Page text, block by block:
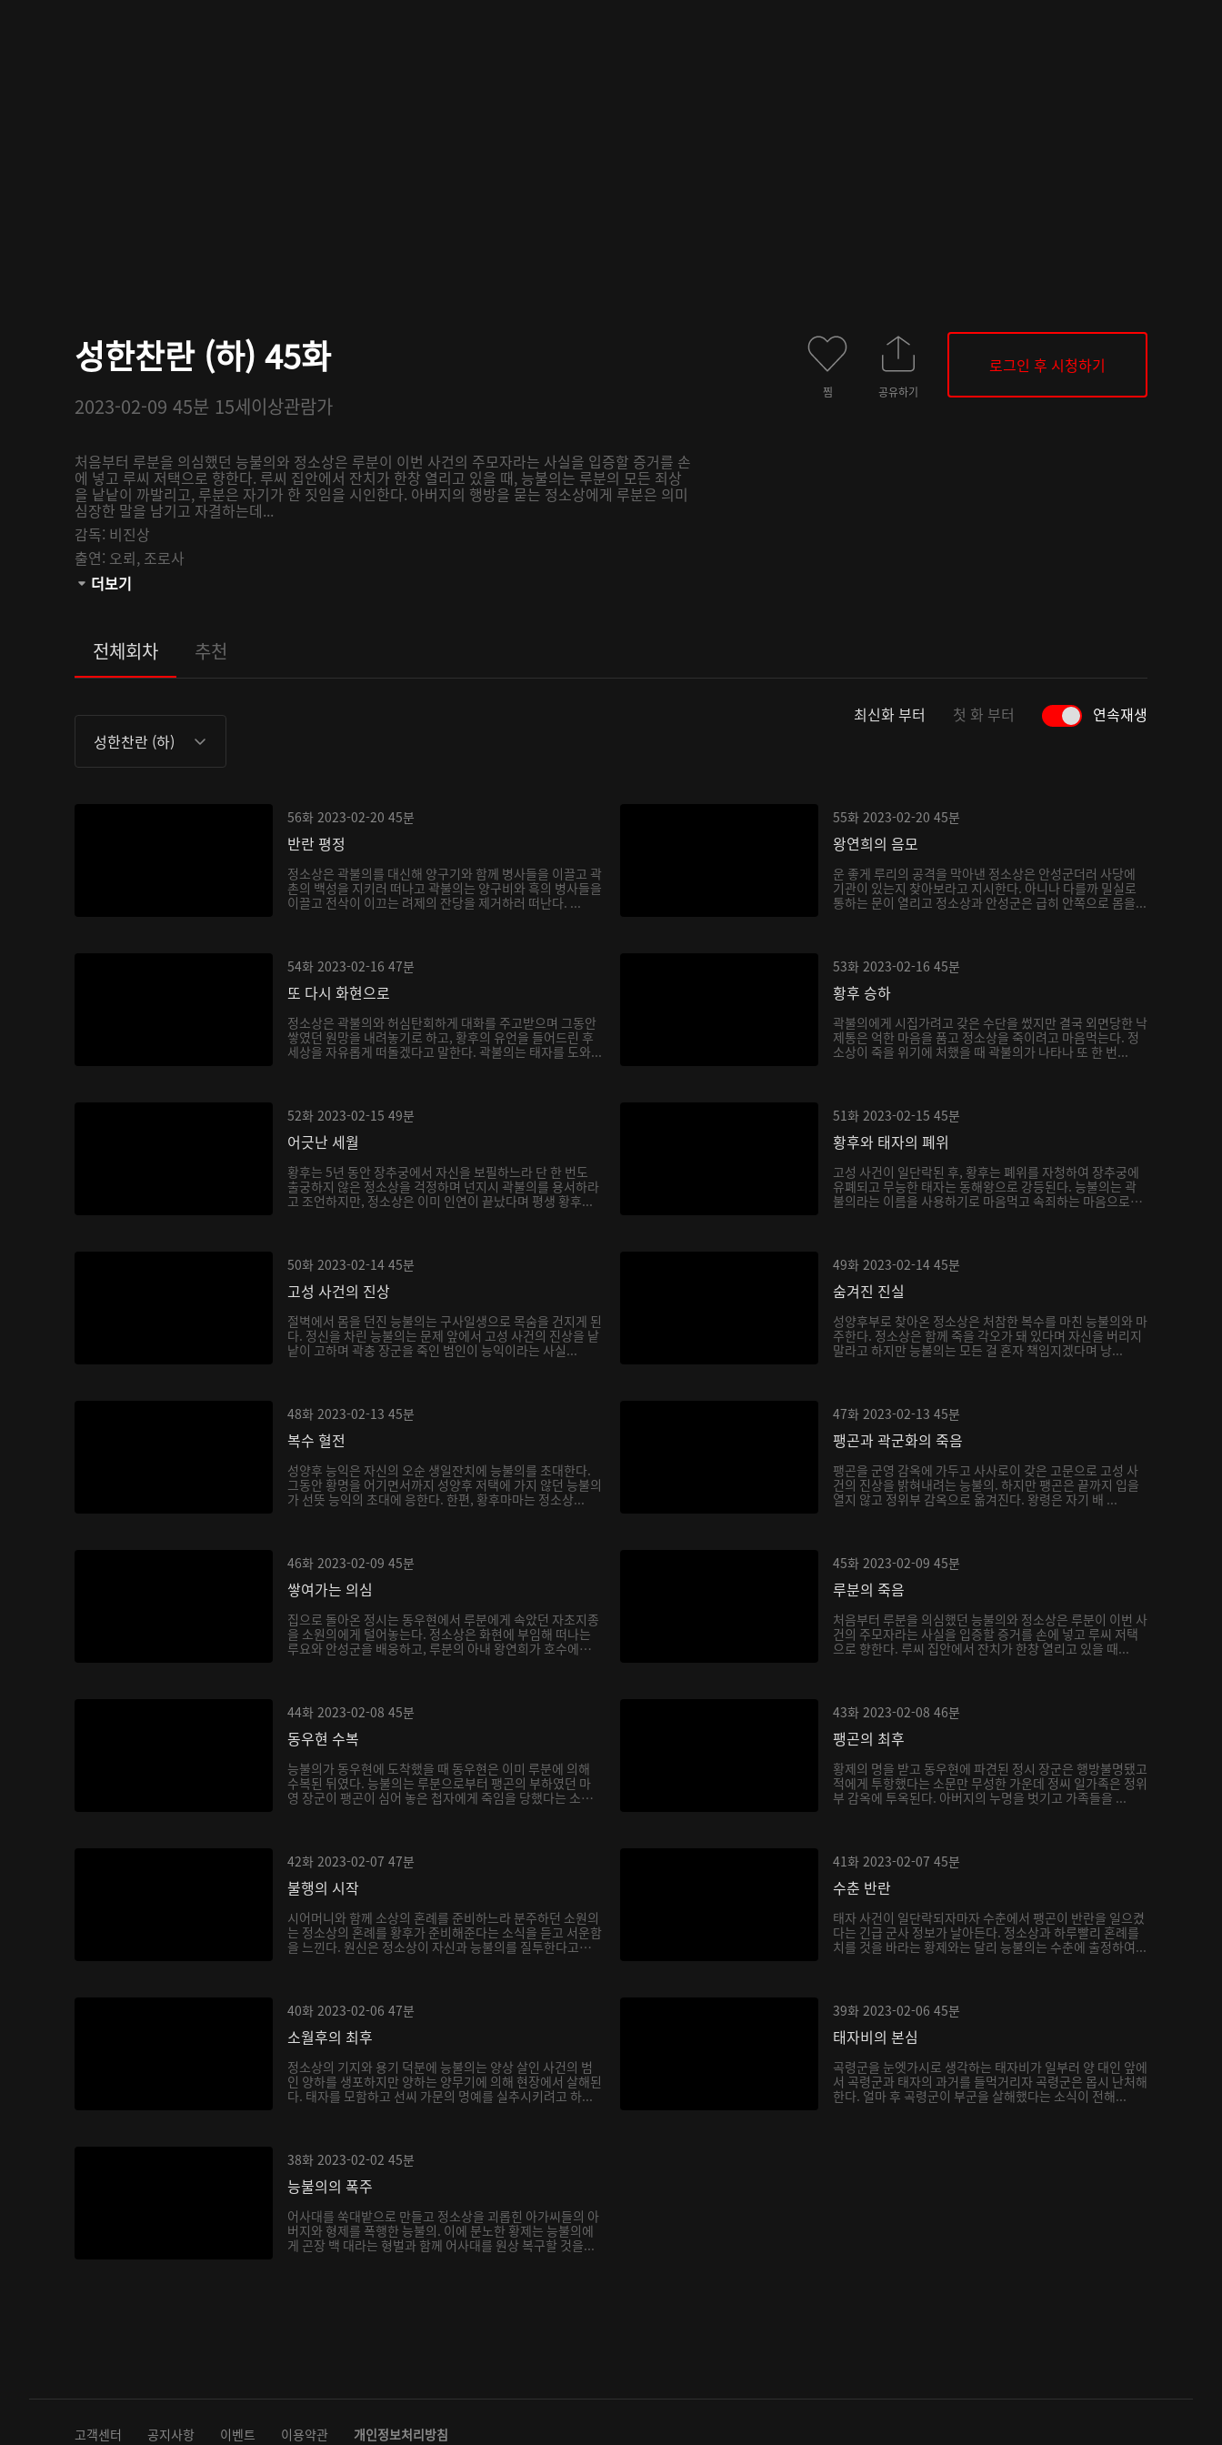
성한찬란 (하) 45화
2023-02-09 45분 15세이상관람가
처음부터 루분을 의심했던 능불의와 정소상은 루분이 이번 사건의 주모자라는 사실을 입증할 증거를 손
에 넣고 루씨 저택으로 향한다. 루씨 집안에서 잔치가 한창 열리고 있을 때, 능불의는 루분의 모든 죄상
을 낱낱이 까발리고, 루분은 자기가 한 짓임을 시인한다. 아버지의 행방을 묻는 정소상에게 루분은 의미
심장한 말을 남기고 자결하는데...
감독: 비진상
출연: 오뢰, 조로사
관람등급:
더보기
찜 공유하기
로그인 후 시청하기
전체회차 추천
성한찬란 (하)
최신화 부터 첫 화 부터 연속재생
56화 2023-02-20 45분
반란 평정
정소상은 곽불의를 대신해 양구기와 함께 병사들을 이끌고 곽
촌의 백성을 지키러 떠나고 곽불의는 양구비와 흑의 병사들을
이끌고 전삭이 이끄는 려제의 잔당을 제거하러 떠난다. ...
55화 2023-02-20 45분
왕연희의 음모
운 좋게 루리의 공격을 막아낸 정소상은 안성군더러 사당에
기관이 있는지 찾아보라고 지시한다. 아니나 다를까 밀실로
통하는 문이 열리고 정소상과 안성군은 급히 안쪽으로 몸을...
54화 2023-02-16 47분
또 다시 화현으로
정소상은 곽불의와 허심탄회하게 대화를 주고받으며 그동안
쌓였던 원망을 내려놓기로 하고, 황후의 유언을 들어드린 후
세상을 자유롭게 떠돌겠다고 말한다. 곽불의는 태자를 도와...
53화 2023-02-16 45분
황후 승하
곽불의에게 시집가려고 갖은 수단을 썼지만 결국 외면당한 낙
제통은 억한 마음을 품고 정소상을 죽이려고 마음먹는다. 정
소상이 죽을 위기에 처했을 때 곽불의가 나타나 또 한 번...
52화 2023-02-15 49분
어긋난 세월
황후는 5년 동안 장추궁에서 자신을 보필하느라 단 한 번도
출궁하지 않은 정소상을 걱정하며 넌지시 곽불의를 용서하라
고 조언하지만, 정소상은 이미 인연이 끝났다며 평생 황후...
51화 2023-02-15 45분
황후와 태자의 폐위
고성 사건이 일단락된 후, 황후는 폐위를 자청하여 장추궁에
유폐되고 무능한 태자는 동해왕으로 강등된다. 능불의는 곽
불의라는 이름을 사용하기로 마음먹고 속죄하는 마음으로
50화 2023-02-14 45분
고성 사건의 진상
절벽에서 몸을 던진 능불의는 구사일생으로 목숨을 건지게 된
다. 정신을 차린 능불의는 문제 앞에서 고성 사건의 진상을 낱
낱이 고하며 곽충 장군을 죽인 범인이 능익이라는 사실...
49화 2023-02-14 45분
숨겨진 진실
성양후부로 찾아온 정소상은 처참한 복수를 마친 능불의와 마
주한다. 정소상은 함께 죽을 각오가 돼 있다며 자신을 버리지
말라고 하지만 능불의는 모든 걸 혼자 책임지겠다며 낭...
48화 2023-02-13 45분
복수 혈전
성양후 능익은 자신의 오순 생일잔치에 능불의를 초대한다.
그동안 황명을 어기면서까지 성양후 저택에 가지 않던 능불의
가 선뜻 능익의 초대에 응한다. 한편, 황후마마는 정소상...
47화 2023-02-13 45분
팽곤과 곽군화의 죽음
팽곤을 군영 감옥에 가두고 사사로이 갖은 고문으로 고성 사
건의 진상을 밝혀내려는 능불의. 하지만 팽곤은 끝까지 입을
열지 않고 정위부 감옥으로 옮겨진다. 왕령은 자기 배 ...
46화 2023-02-09 45분
쌓여가는 의심
집으로 돌아온 정시는 동우현에서 루분에게 속았던 자초지종
을 소원의에게 털어놓는다. 정소상은 화현에 부임해 떠나는
루요와 안성군을 배웅하고, 루분의 아내 왕연희가 호수에
45화 2023-02-09 45분
루분의 죽음
처음부터 루분을 의심했던 능불의와 정소상은 루분이 이번 사
건의 주모자라는 사실을 입증할 증거를 손에 넣고 루씨 저택
으로 향한다. 루씨 집안에서 잔치가 한창 열리고 있을 때...
44화 2023-02-08 45분
동우현 수복
능불의가 동우현에 도착했을 때 동우현은 이미 루분에 의해
수복된 뒤였다. 능불의는 루분으로부터 팽곤의 부하였던 마
영 장군이 팽곤이 심어 놓은 첩자에게 죽임을 당했다는 소
43화 2023-02-08 46분
팽곤의 최후
황제의 명을 받고 동우현에 파견된 정시 장군은 행방불명됐고
적에게 투항했다는 소문만 무성한 가운데 정씨 일가족은 정위
부 감옥에 투옥된다. 아버지의 누명을 벗기고 가족들을 ...
42화 2023-02-07 47분
불행의 시작
시어머니와 함께 소상의 혼례를 준비하느라 분주하던 소원의
는 정소상의 혼례를 황후가 준비해준다는 소식을 듣고 서운함
을 느낀다. 원신은 정소상이 자신과 능불의를 질투한다고
41화 2023-02-07 45분
수춘 반란
태자 사건이 일단락되자마자 수춘에서 팽곤이 반란을 일으켰
다는 긴급 군사 정보가 날아든다. 정소상과 하루빨리 혼례를
치를 것을 바라는 황제와는 달리 능불의는 수춘에 출정하여...
40화 2023-02-06 47분
소월후의 최후
정소상의 기지와 용기 덕분에 능불의는 양상 살인 사건의 범
인 양하를 생포하지만 양하는 양무기에 의해 현장에서 살해된
다. 태자를 모함하고 선씨 가문의 명예를 실추시키려고 하...
39화 2023-02-06 45분
태자비의 본심
곡령군을 눈엣가시로 생각하는 태자비가 일부러 양 대인 앞에
서 곡령군과 태자의 과거를 들먹거리자 곡령군은 몹시 난처해
한다. 얼마 후 곡령군이 부군을 살해했다는 소식이 전해...
38화 2023-02-02 45분
능불의의 폭주
어사대를 쑥대밭으로 만들고 정소상을 괴롭힌 아가씨들의 아
버지와 형제를 폭행한 능불의. 이에 분노한 황제는 능불의에
게 곤장 백 대라는 형벌과 함께 어사대를 원상 복구할 것을...
고객센터 공지사항 이벤트 이용약관 개인정보처리방침